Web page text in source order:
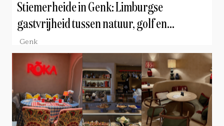
Stiemerheide in Genk: Limburgse
gastvrijheid tussen natuur, golf en
gastronomie
Genk